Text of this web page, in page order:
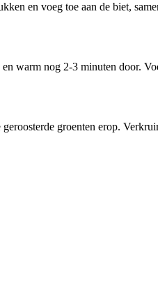
en voeg toe aan de biet,
warm nog 2-3 minuten door.
groenten erop.